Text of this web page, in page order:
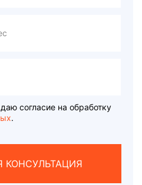
согласие на обработку
.
КОНСУЛЬТАЦИЯ